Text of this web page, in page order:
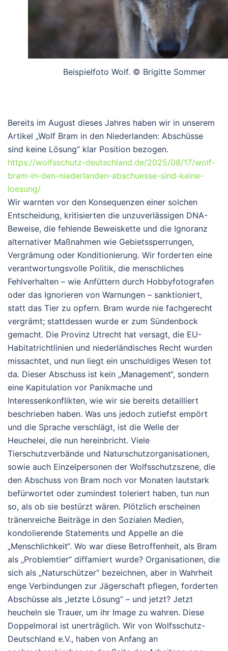
Beispielfoto Wolf. © Brigitte Sommer
Bereits im August dieses Jahres haben wir in unserem
Artikel „Wolf Bram in den Niederlanden: Abschüsse
sind keine Lösung“ klar Position bezogen.
https://wolfsschutz-deutschland.de/2025/08/17/wolf-
bram-in-den-niederlanden-abschuesse-sind-keine-
loesung/
Wir warnten vor den Konsequenzen einer solchen
Entscheidung, kritisierten die unzuverlässigen DNA-
Beweise, die fehlende Beweiskette und die Ignoranz
alternativer Maßnahmen wie Gebietssperrungen,
Vergrämung oder Konditionierung. Wir forderten eine
verantwortungsvolle Politik, die menschliches
Fehlverhalten – wie Anfüttern durch Hobbyfotografen
oder das Ignorieren von Warnungen – sanktioniert,
statt das Tier zu opfern. Bram wurde nie fachgerecht
vergrämt; stattdessen wurde er zum Sündenbock
gemacht. Die Provinz Utrecht hat versagt, die EU-
Habitatrichtlinien und niederländisches Recht wurden
missachtet, und nun liegt ein unschuldiges Wesen tot
da. Dieser Abschuss ist kein „Management“, sondern
eine Kapitulation vor Panikmache und
Interessenkonflikten, wie wir sie bereits detailliert
beschrieben haben. Was uns jedoch zutiefst empört
und die Sprache verschlägt, ist die Welle der
Heuchelei, die nun hereinbricht. Viele
Tierschutzverbände und Naturschutzorganisationen,
sowie auch Einzelpersonen der Wolfsschutzszene, die
den Abschuss von Bram noch vor Monaten lautstark
befürwortet oder zumindest toleriert haben, tun nun
so, als ob sie bestürzt wären. Plötzlich erscheinen
tränenreiche Beiträge in den Sozialen Medien,
kondolierende Statements und Appelle an die
„Menschlichkeit“. Wo war diese Betroffenheit, als Bram
als „Problemtier“ diffamiert wurde? Organisationen, die
sich als „Naturschützer“ bezeichnen, aber in Wahrheit
enge Verbindungen zur Jägerschaft pflegen, forderten
Abschüsse als „letzte Lösung“ – und jetzt? Jetzt
heucheln sie Trauer, um ihr Image zu wahren. Diese
Doppelmoral ist unerträglich. Wir von Wolfsschutz-
Deutschland e.V., haben von Anfang an